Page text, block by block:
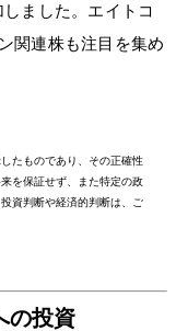
ました。エイトコ
関連株も注目を集め
たものであり、その正確性
を保証せず、また特定の政
資判断や経済的判断は、ご
の投資